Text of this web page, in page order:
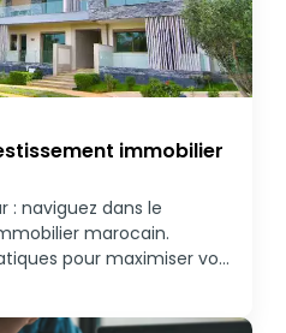
immobilier
: naviguez dans le
marocain.
pour maximiser vos